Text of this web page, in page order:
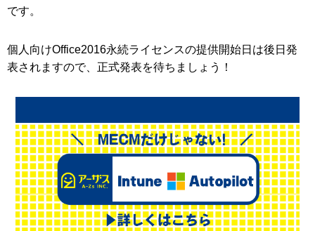
です。
個人向けOffice2016永続ライセンスの提供開始日は後日発
表されますので、正式発表を待ちましょう！